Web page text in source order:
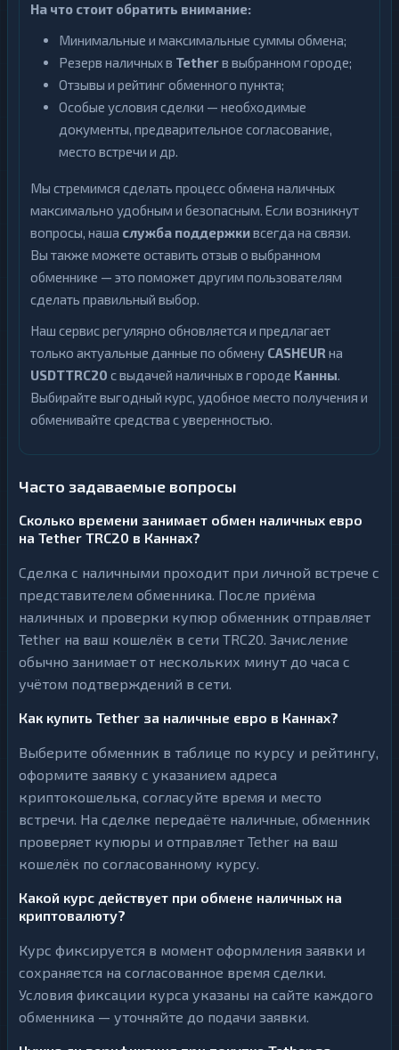
На что стоит обратить внимание:
Минимальные и максимальные суммы обмена;
Резерв наличных в Tetherв выбранном городе;
Отзывы и рейтинг обменного пункта;
Особые условия сделки — необходимые
документы, предварительное согласование,
место встречи и др.
Мы стремимся сделать процесс обмена наличных
максимально удобным и безопасным. Если возникнут
вопросы, наша служба поддержкивсегда на связи.
Вы также можете оставить отзыв о выбранном
обменнике — это поможет другим пользователям
сделать правильный выбор.
Наш сервис регулярно обновляется и предлагает
только актуальные данные по обмену CASHEUR на
USDTTRC20 с выдачей наличных в городе Канны.
Выбирайте выгодный курс, удобное место получения и
обменивайте средства с уверенностью.
Часто задаваемые вопросы
Сколько времени занимает обмен наличных евро
на Tether TRC20 в Каннах?
Сделка с наличными проходит при личной встрече с
представителем обменника. После приёма
наличных и проверки купюр обменник отправляет
Tether на ваш кошелёк в сети TRC20. Зачисление
обычно занимает от нескольких минут до часа с
учётом подтверждений в сети.
Как купить Tether за наличные евро в Каннах?
Выберите обменник в таблице по курсу и рейтингу,
оформите заявку с указанием адреса
криптокошелька, согласуйте время и место
встречи. На сделке передаёте наличные, обменник
проверяет купюры и отправляет Tether на ваш
кошелёк по согласованному курсу.
Какой курс действует при обмене наличных на
криптовалюту?
Курс фиксируется в момент оформления заявки и
сохраняется на согласованное время сделки.
Условия фиксации курса указаны на сайте каждого
обменника — уточняйте до подачи заявки.